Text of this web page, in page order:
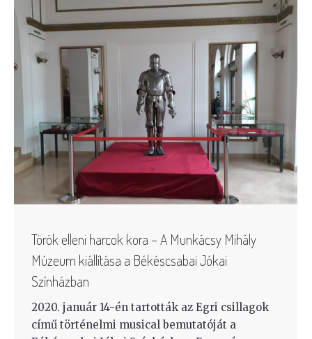
Török elleni harcok kora – A Munkácsy Mihály
Múzeum kiállítása a Békéscsabai Jókai
Színházban
2020. január 14-én tartották az Egri csillagok
című történelmi musical bemutatóját a